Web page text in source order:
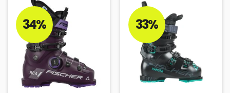
flere
varianter.
Mulighederne
kan
vælges
på
varesiden
varianter.
Mulighederne
kan
vælges
på
varesiden
34% 33%